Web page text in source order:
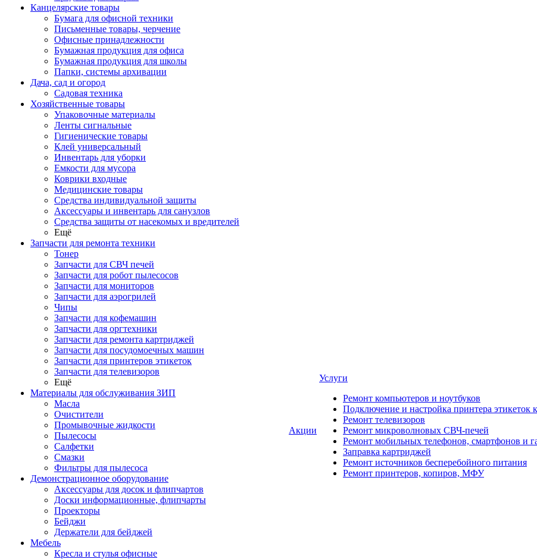
Канцелярские товары
Бумага для офисной техники
Письменные товары, черчение
Офисные принадлежности
Бумажная продукция для офиса
Бумажная продукция для школы
Папки, системы архивации
Дача, сад и огород
Садовая техника
Хозяйственные товары
Упаковочные материалы
Ленты сигнальные
Гигиенические товары
Клей универсальный
Инвентарь для уборки
Емкости для мусора
Коврики входные
Медицинские товары
Средства индивидуальной защиты
Аксессуары и инвентарь для санузлов
Средства защиты от насекомых и вредителей
Ещё
Запчасти для ремонта техники
Тонер
Запчасти для СВЧ печей
Запчасти для робот пылесосов
Запчасти для мониторов
Запчасти для аэрогрилей
Чипы
Запчасти для кофемашин
Запчасти для оргтехники
Запчасти для ремонта картриджей
Запчасти для посудомоечных машин
Запчасти для принтеров этикеток
Запчасти для телевизоров
Ещё
Материалы для обслуживания ЗИП
Масла
Очистители
Промывочные жидкости
Пылесосы
Салфетки
Смазки
Фильтры для пылесоса
Демонстрационное оборудование
Аксессуары для досок и флипчартов
Доски информационные, флипчарты
Проекторы
Бейджи
Держатели для бейджей
Мебель
Кресла и стулья офисные
Акции
Услуги
Ремонт компьютеров и ноутбуков
Подключение и настройка принтера этикеток
Ремонт телевизоров
Ремонт микроволновых СВЧ-печей
Ремонт мобильных телефонов, смартфонов и
Заправка картриджей
Ремонт источников бесперебойного питания
Ремонт принтеров, копиров, МФУ